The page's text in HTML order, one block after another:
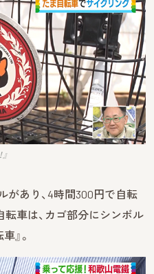
があり、4時間300円で自転
車は、カゴ部分にシンボル
』。